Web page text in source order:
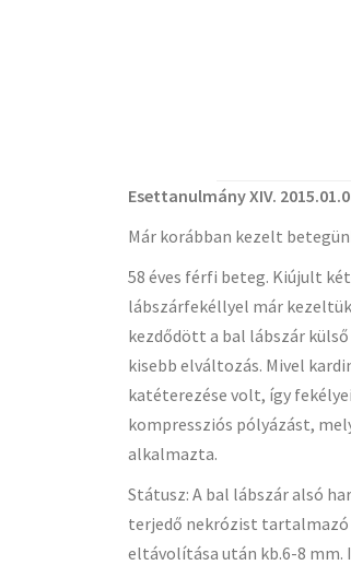
Esettanulmány XIV.
Már korábban kezelt
58 éves férfi beteg. Kiújult
lábszárfekéllyel már
kezdődött a bal lábszár
kisebb elváltozás. Mivel
katéterezése volt, így
kompressziós pólyázást,
alkalmazta.
Státusz: A bal lábszár alsó
terjedő nekrózist tartalmazó
eltávolítása után kb.6-8 mm.